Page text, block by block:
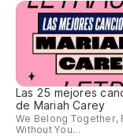
Las 25 mejores
de Mariah Carey
We Belong Together,
Without You...